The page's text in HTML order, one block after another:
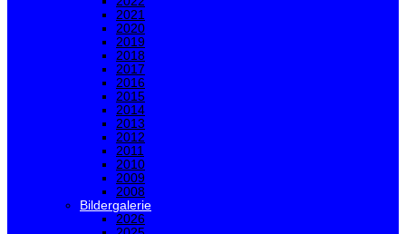
2021
2020
2019
2018
2017
2016
2015
2014
2013
2012
2011
2010
2009
2008
Bildergalerie
2026